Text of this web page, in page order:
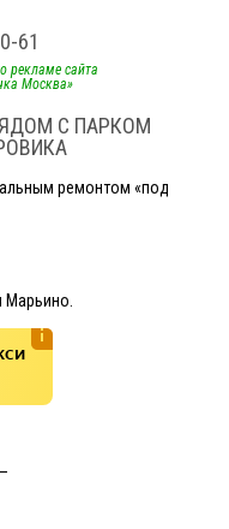
61
рекламе сайта
Москва»
С ПАРКОМ
ремонтом «под
Марьино.